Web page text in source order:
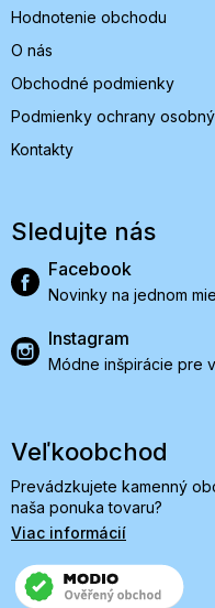
Hodnotenie obchodu
O nás
Obchodné podmienky
Podmienky ochrany
Kontakty
Sledujte nás
Facebook
Novinky na jednom
Instagram
Módne inšpirácie pre
Veľkoobchod
Prevádzkujete kamenný
naša ponuka tovaru?
Viac informácií